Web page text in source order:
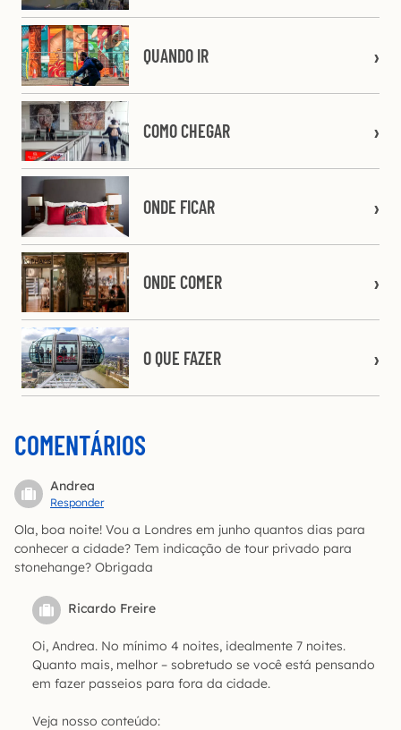
QUANDO IR
COMO CHEGAR
ONDE FICAR
ONDE COMER
O QUE FAZER
COMENTÁRIOS
Andrea
Responder
Ola, boa noite! Vou a Londres em junho quantos dias para
conhecer a cidade? Tem indicação de tour privado para
stonehange? Obrigada
Ricardo Freire
Oi, Andrea. No mínimo 4 noites, idealmente 7 noites.
Quanto mais, melhor – sobretudo se você está pensando
em fazer passeios para fora da cidade.
Veja nosso conteúdo: